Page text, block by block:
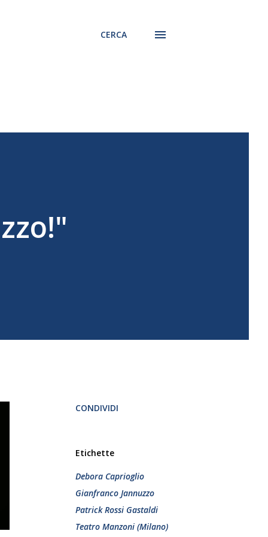
CERCA
CONDIVIDI
Etichette
Debora Caprioglio
Gianfranco Jannuzzo
Patrick Rossi Gastaldi
Teatro Manzoni (Milano)